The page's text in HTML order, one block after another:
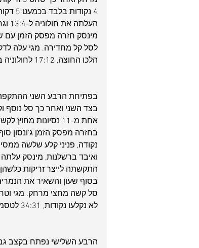
4
העלתה את חולוניה ל-13:4 וגרמה למארחים לקחת פסק זמן.
מינסק חזרה מפסק הזמן עם
לסל קל מחדירה. מגי עלה
הלכו החוצה, 17:12 לחולוניה בסוף הרבע הראשון.
בפתיחת הרבע השני
אחת מ-11 נסיונות מחוץ לקשת בשלב הזה.
נקודה, פניני קלע שלשה
ואיבד ברשלנות, מינסק
התקשתה לייצר זריקות
סל קשה מחצי מרחק. מגי
לא נקלעו נקודות, 34:31 לטסמוקי מינסק במחצית.